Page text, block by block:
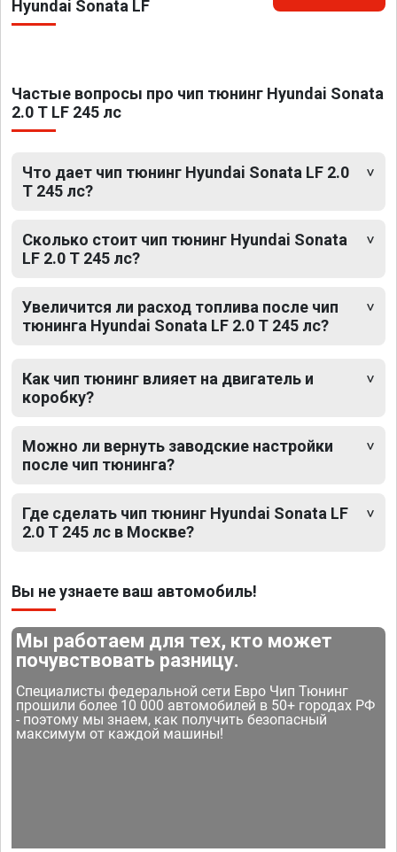
Hyundai Sonata LF
Частые вопросы про чип тюнинг Hyundai Sonata
2.0 T LF 245 лс
Что дает чип тюнинг Hyundai Sonata LF 2.0
T 245 лс?
Сколько стоит чип тюнинг Hyundai Sonata
LF 2.0 T 245 лс?
Увеличится ли расход топлива после чип
тюнинга Hyundai Sonata LF 2.0 T 245 лс?
Как чип тюнинг влияет на двигатель и
коробку?
Можно ли вернуть заводские настройки
после чип тюнинга?
Где сделать чип тюнинг Hyundai Sonata LF
2.0 T 245 лс в Москве?
Вы не узнаете ваш автомобиль!
Мы работаем для тех, кто может
почувствовать разницу.
Специалисты федеральной сети Евро Чип Тюнинг
прошили более 10 000 автомобилей в 50+ городах РФ
- поэтому мы знаем, как получить безопасный
максимум от каждой машины!